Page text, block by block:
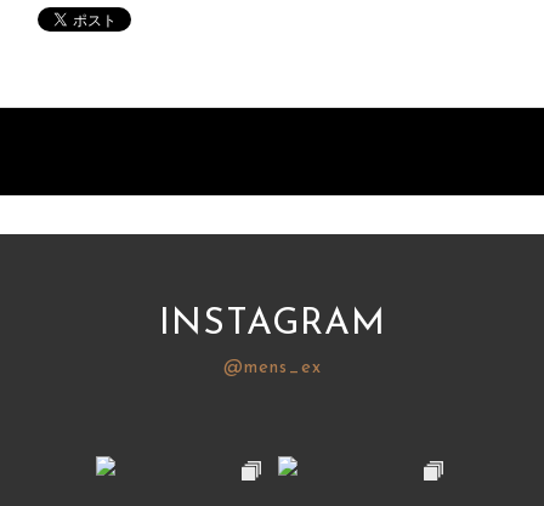
INSTAGRAM
@mens_ex